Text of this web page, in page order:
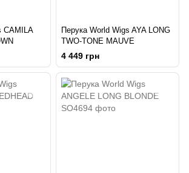
CAMILA
Перука World Wigs AYA LONG
TWO-TONE MAUVE
4 449 грн